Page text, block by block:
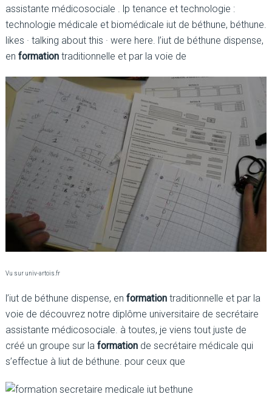
assistante médicosociale . lp tenance et technologie :
technologie médicale et biomédicale iut de béthune, béthune.
likes · talking about this · were here. l’iut de béthune dispense,
en formationtraditionnelle et par la voie de
Vu sur univ-artois.fr
l’iut de béthune dispense, en formationtraditionnelle et par la
voie de découvrez notre diplôme universitaire de secrétaire
assistante médicosociale. à toutes, je viens tout juste de
créé un groupe sur la formationde secrétaire médicale qui
s’effectue à liut de béthune. pour ceux que